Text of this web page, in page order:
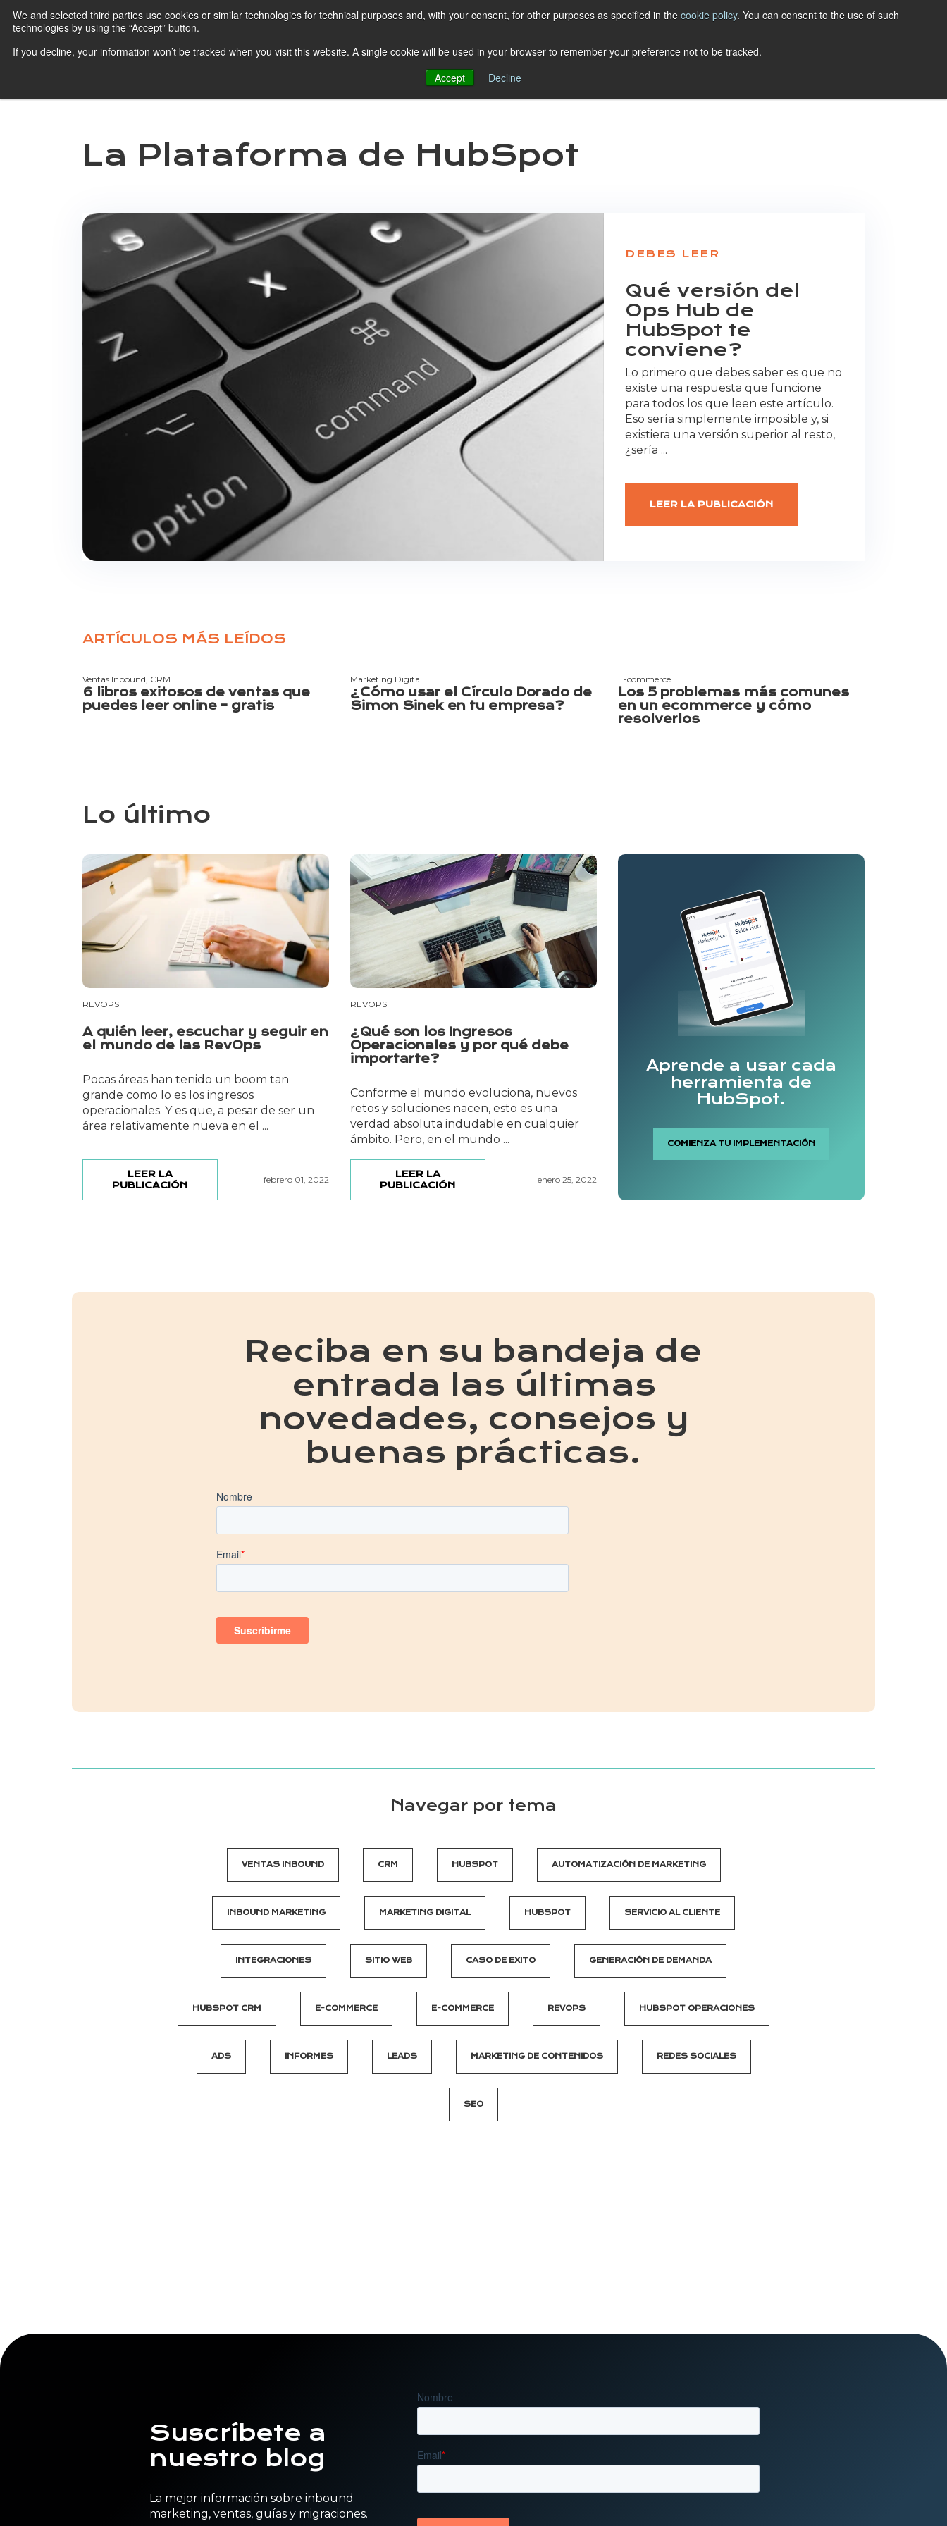
We and selected third parties use cookies or similar technologies for technical purposes and, with your consent, for other purposes as specified in the cookie policy. You can consent to the use of such
technologies by using the “Accept” button.
If you decline, your information won’t be tracked when you visit this website. A single cookie will be used in your browser to remember your preference not to be tracked.
Accept
Decline
Buscar por categoría
La Plataforma de HubSpot
DEBES LEER
Qué versión del
Ops Hub de
HubSpot te
conviene?
Lo primero que debes saber es que no
existe una respuesta que funcione
para todos los que leen este artículo.
Eso sería simplemente imposible y, si
existiera una versión superior al resto,
¿sería ...
LEER LA PUBLICACIÓN
ARTÍCULOS MÁS LEÍDOS
Ventas Inbound, CRM
6 libros exitosos de ventas que
puedes leer online – gratis
Marketing Digital
¿Cómo usar el Círculo Dorado de
Simon Sinek en tu empresa?
E-commerce
Los 5 problemas más comunes
en un ecommerce y cómo
resolverlos
Lo último
REVOPS
A quién leer, escuchar y seguir en
el mundo de las RevOps
Pocas áreas han tenido un boom tan
grande como lo es los ingresos
operacionales. Y es que, a pesar de ser un
área relativamente nueva en el ...
LEER LA
PUBLICACIÓN
febrero 01, 2022
REVOPS
¿Qué son los Ingresos
Operacionales y por qué debe
importarte?
Conforme el mundo evoluciona, nuevos
retos y soluciones nacen, esto es una
verdad absoluta indudable en cualquier
ámbito. Pero, en el mundo ...
LEER LA
PUBLICACIÓN
enero 25, 2022
Aprende a usar cada
herramienta de
HubSpot.
COMIENZA TU IMPLEMENTACIÓN
Reciba en su bandeja de
entrada las últimas
novedades, consejos y
buenas prácticas.
Navegar por tema
VENTAS INBOUND CRM HUBSPOT AUTOMATIZACIÓN DE MARKETING
INBOUND MARKETING MARKETING DIGITAL HUBSPOT SERVICIO AL CLIENTE
INTEGRACIONES SITIO WEB CASO DE EXITO GENERACIÓN DE DEMANDA
HUBSPOT CRM E-COMMERCE E-COMMERCE REVOPS HUBSPOT OPERACIONES
ADS INFORMES LEADS MARKETING DE CONTENIDOS REDES SOCIALES
SEO
Suscríbete a
nuestro blog
La mejor información sobre inbound
marketing, ventas, guías y migraciones.